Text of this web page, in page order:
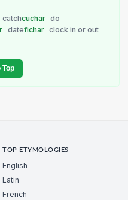
catchcuchar do
datefichar clock in or out
TOP ETYMOLOGIES
English
Latin
French